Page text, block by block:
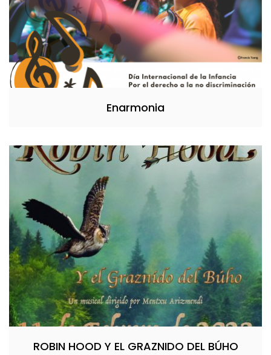
Enarmonia
ROBIN HOOD Y EL GRAZNIDO DEL BÚHO